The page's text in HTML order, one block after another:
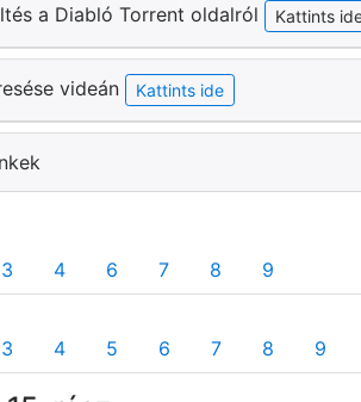
a Diabló Torrent oldalról Kattints
videán Kattints ide
3 4 6 7 8
9
3 4 5 6 7 8 9